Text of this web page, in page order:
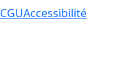
CGUAccessibilité